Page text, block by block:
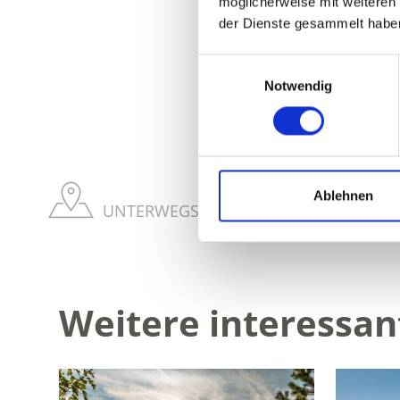
der Dienste gesammelt
Notwendig
Ablehnen
WAR DER
UNTERWEGS AUF ZWEI RÄDERN MIT
Weitere